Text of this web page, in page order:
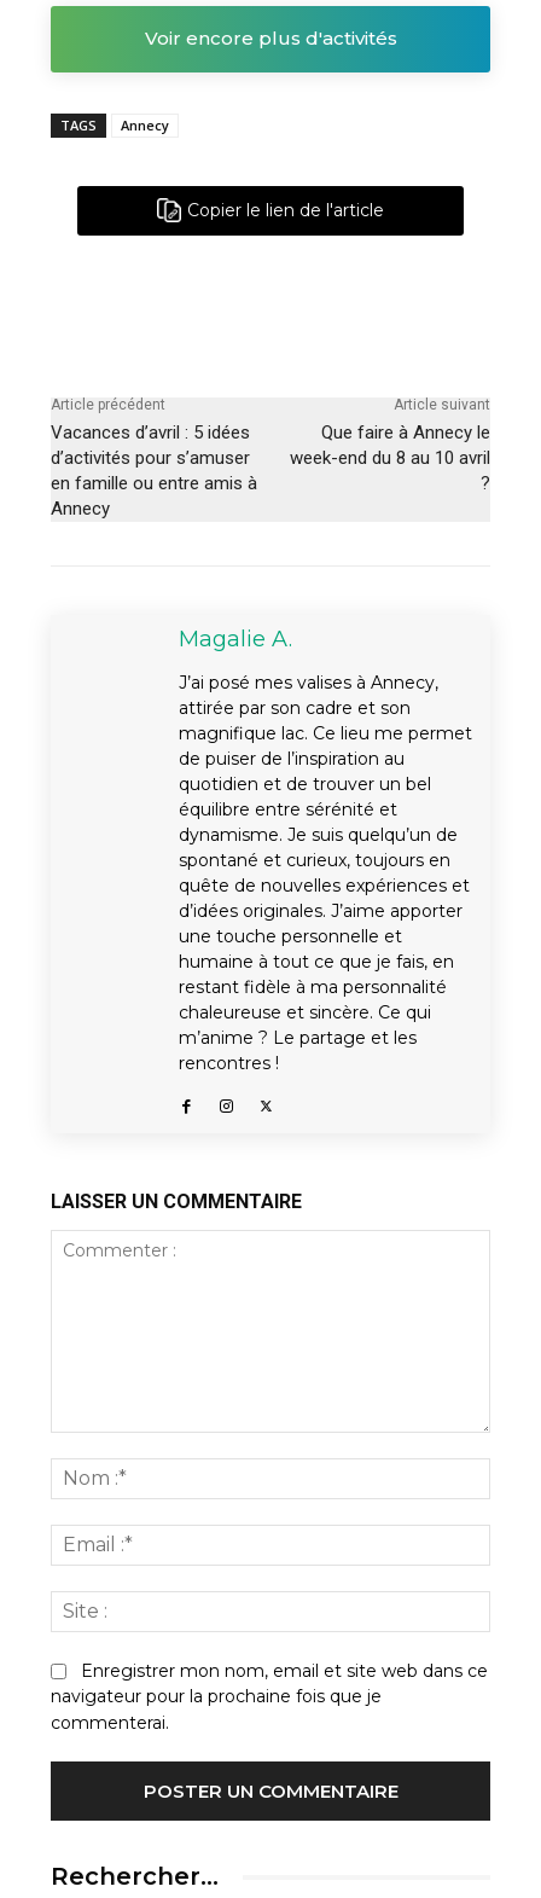
Voir encore plus d'activités
TAGS Annecy
Copier le lien de l'article
Article précédent
Vacances d’avril : 5 idées
d’activités pour s’amuser
en famille ou entre amis à
Annecy
Article suivant
Que faire à Annecy le
week-end du 8 au 10 avril
?
Magalie A.
J’ai posé mes valises à Annecy,
attirée par son cadre et son
magnifique lac. Ce lieu me permet
de puiser de l’inspiration au
quotidien et de trouver un bel
équilibre entre sérénité et
dynamisme. Je suis quelqu’un de
spontané et curieux, toujours en
quête de nouvelles expériences et
d’idées originales. J’aime apporter
une touche personnelle et
humaine à tout ce que je fais, en
restant fidèle à ma personnalité
chaleureuse et sincère. Ce qui
m’anime ? Le partage et les
rencontres !
LAISSER UN COMMENTAIRE
:*
:*
:
Enregistrer mon nom, email et site web dans ce
navigateur pour la prochaine fois que je
commenterai.
Rechercher…